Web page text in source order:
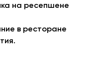
на ресепшене
в ресторане